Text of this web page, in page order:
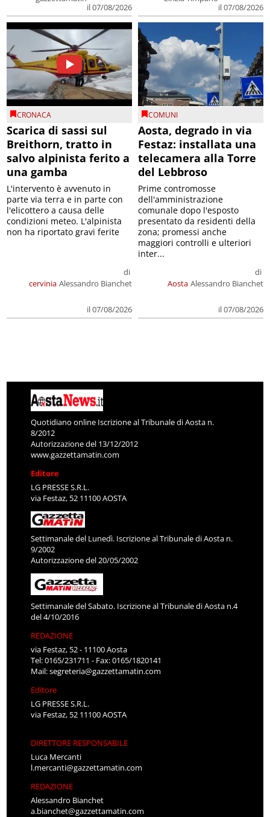
il 07/08/2026
il 07/08/2026
CRONACA
Scarica di sassi sul
Breithorn, tratto in
salvo alpinista ferito a
una gamba
cervinia
di
Alessandro Bianchet
il 07/08/2026
L'intervento è avvenuto in
parte via terra e in parte con
l'elicottero a causa delle
condizioni meteo. L'alpinista
non ha riportato gravi ferite
COMUNI
Aosta, degrado in via
Festaz: installata una
telecamera alla Torre
del Lebbroso
Aosta
di
Alessandro Bianchet
il 07/08/2026
Prime contromosse
dell'amministrazione
comunale dopo l'esposto
presentato da residenti della
zona; promessi anche
maggiori controlli e ulteriori
inter...
Quotidiano online Iscrizione al Tribunale di Aosta n.
8/2012
Autorizzazione del 13/12/2012
www.gazzettamatin.com
Editore
LG PRESSE S.R.L.
via Festaz, 52 11100 AOSTA
Settimanale del Lunedì. Iscrizione al Tribunale di Aosta n.
9/2002
Autorizzazione del 20/05/2002
Settimanale del Sabato. Iscrizione al Tribunale di Aosta n.4
del 4/10/2016
REDAZIONE
via Festaz, 52 - 11100 Aosta
Tel: 0165/231711 - Fax: 0165/1820141
Mail:segreteria@gazzettamatin.com
Editore
LG PRESSE S.R.L.
via Festaz, 52 11100 AOSTA
DIRETTORE RESPONSABILE
Luca Mercanti
l.mercanti@gazzettamatin.com
REDAZIONE
Alessandro Bianchet
a.bianchet@gazzettamatin.com